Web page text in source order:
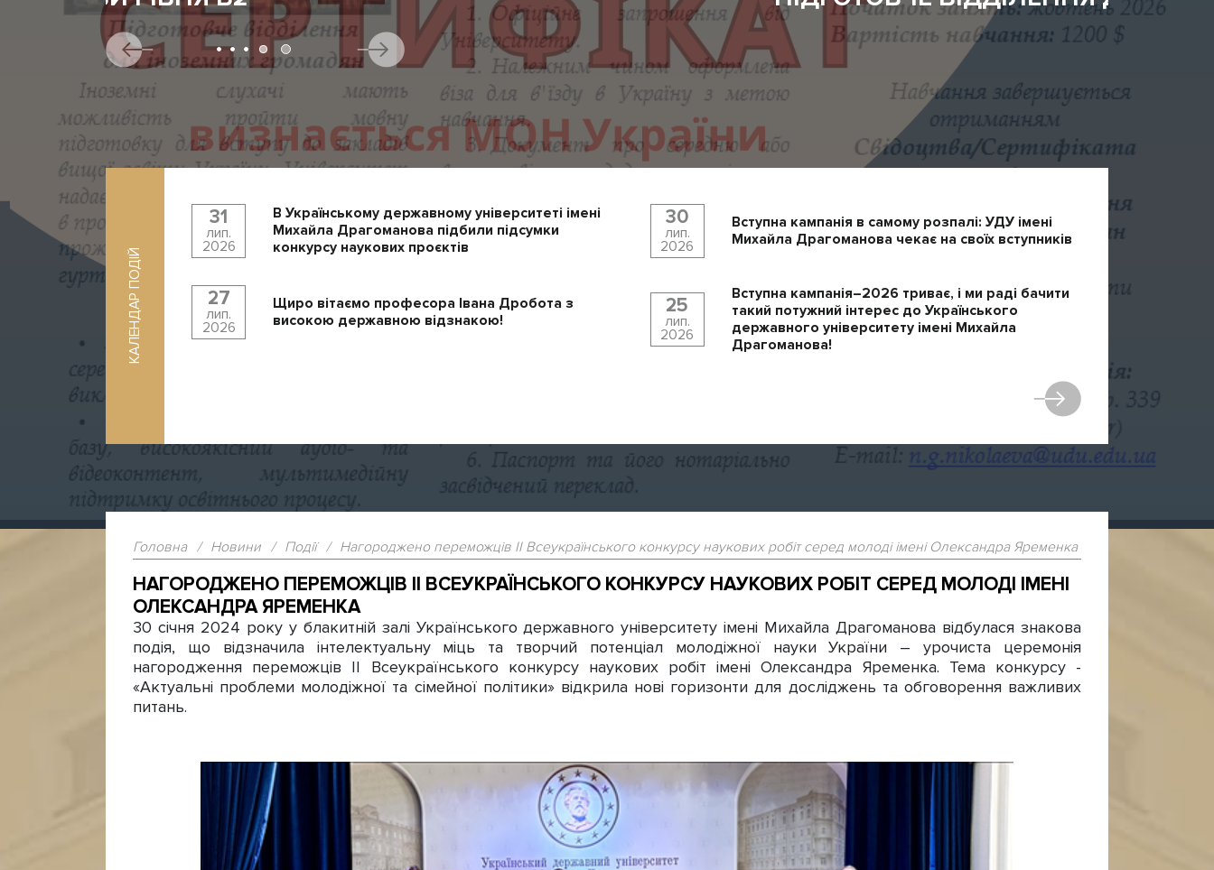
КАЛЕНДАР ПОДІЙ
31
лип.
2026
В Українському державному університеті імені
Михайла Драгоманова підбили підсумки
конкурсу наукових проєктів
30
лип.
2026
Вступна кампанія в самому розпалі: УДУ імені
Михайла Драгоманова чекає на своїх вступників
27
лип.
2026
Щиро вітаємо професора Івана Дробота з
високою державною відзнакою!
25
лип.
2026
Вступна кампанія–2026 триває, і ми раді бачити
такий потужний інтерес до Українського
державного університету імені Михайла
Драгоманова!
Головна / Новини / Події / Нагороджено переможців ІІ Всеукраїнського конкурсу наукових робіт серед молоді імені Олександра Яременка
НАГОРОДЖЕНО ПЕРЕМОЖЦІВ ІІ ВСЕУКРАЇНСЬКОГО КОНКУРСУ НАУКОВИХ РОБІТ СЕРЕД МОЛОДІ ІМЕНІ
ОЛЕКСАНДРА ЯРЕМЕНКА
30 січня 2024 року у блакитній залі Українського державного університету імені Михайла Драгоманова відбулася знакова
подія, що відзначила інтелектуальну міць та творчий потенціал молодіжної науки України – урочиста церемонія
нагородження переможців ІІ Всеукраїнського конкурсу наукових робіт імені Олександра Яременка. Тема конкурсу -
«Актуальні проблеми молодіжної та сімейної політики» відкрила нові горизонти для досліджень та обговорення важливих
питань.